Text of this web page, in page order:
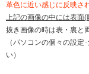
革色に近い感じに反映さ
上記の画像の中には表面
抜き画像の時は表・裏と
（パソコンの個々の設
い）